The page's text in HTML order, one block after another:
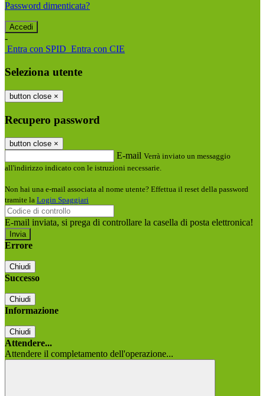
Password dimenticata?
-
Entra con SPID Entra con CIE
Seleziona utente
button close ×
Recupero password
button close ×
E-mail Verrà inviato un messaggio
all'indirizzo indicato con le istruzioni necessarie.
Non hai una e-mail associata al nome utente? Effettua il reset della password
tramite la Login Spaggiari
E-mail inviata, si prega di controllare la casella di posta elettronica!
Errore
Chiudi
Successo
Chiudi
Informazione
Chiudi
Attendere...
Attendere il completamento dell'operazione...